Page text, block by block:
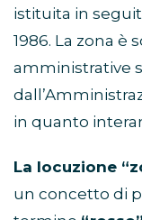
istituita in
1986. La zona è
amministrative
in quanto
La locuzione
un concetto di